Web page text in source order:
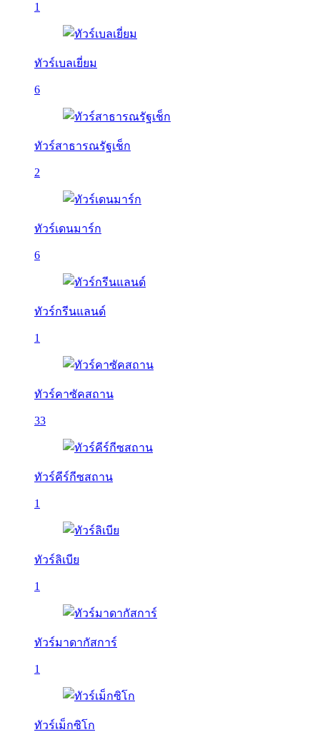
1
ทัวร์เบลเยี่ยม
6
ทัวร์สาธารณรัฐเช็ก
2
ทัวร์เดนมาร์ก
6
ทัวร์กรีนแลนด์
1
ทัวร์คาซัคสถาน
33
ทัวร์คีร์กีซสถาน
1
ทัวร์ลิเบีย
1
ทัวร์มาดากัสการ์
1
ทัวร์เม็กซิโก